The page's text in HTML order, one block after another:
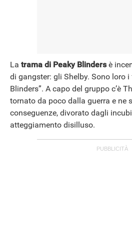
La trama di Peaky Blindersè
di gangster: gli Shelby. Sono loro
Blinders”. A capo del gruppo c’è
tornato da poco dalla guerra e ne
conseguenze, divorato dagli
atteggiamento disilluso.